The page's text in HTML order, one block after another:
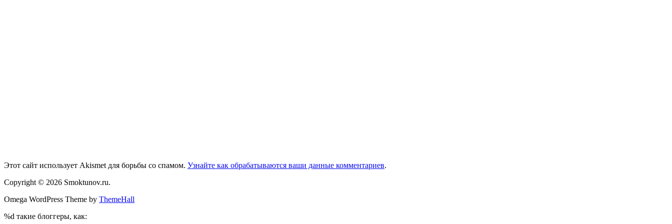
Этот сайт использует Akismet для борьбы со спамом. Узнайте как обрабатываются ваши данные комментариев.
Copyright © 2026 Smoktunov.ru.
Omega WordPress Theme by ThemeHall
%d такие блоггеры, как: